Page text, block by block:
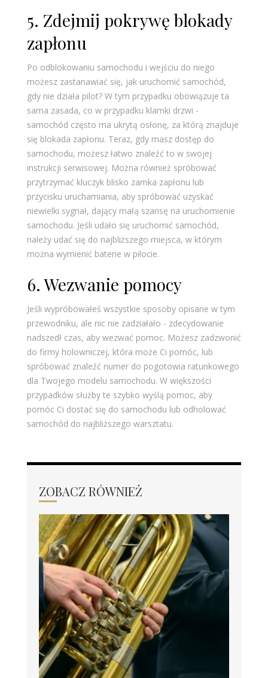
5. Zdejmij pokrywę blokady
zapłonu
Po odblokowaniu samochodu i wejściu do niego
możesz zastanawiać się, jak uruchomić samochód,
gdy nie działa pilot? W tym przypadku obowiązuje ta
sama zasada, co w przypadku klamki drzwi -
samochód często ma ukrytą osłonę, za którą znajduje
się blokada zapłonu. Teraz, gdy masz dostęp do
samochodu, możesz łatwo znaleźć to w swojej
instrukcji serwisowej. Można również spróbować
przytrzymać kluczyk blisko zamka zapłonu lub
przycisku uruchamiania, aby spróbować uzyskać
niewielki sygnał, dający małą szansę na uruchomienie
samochodu. Jeśli udało się uruchomić samochód,
należy udać się do najbliższego miejsca, w którym
można wymienić baterie w pilocie.
6. Wezwanie pomocy
Jeśli wypróbowałeś wszystkie sposoby opisane w tym
przewodniku, ale nic nie zadziałało - zdecydowanie
nadszedł czas, aby wezwać pomoc. Możesz zadzwonić
do firmy holowniczej, która może Ci pomóc, lub
spróbować znaleźć numer do pogotowia ratunkowego
dla Twojego modelu samochodu. W większości
przypadków służby te szybko wyślą pomoc, aby
pomóc Ci dostać się do samochodu lub odholować
samochód do najbliższego warsztatu.
ZOBACZ RÓWNIEŻ